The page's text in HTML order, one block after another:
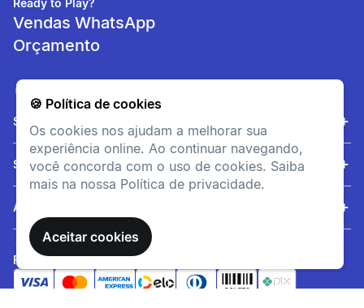
🍪 Política de cookies
Os cookies nos ajudam a melhorar sua
experiência online. Ao continuar navegando,
você concorda com o uso de cookies. Saiba
mais na nossa Política de privacidade.
Aceitar cookies
Ready to Play?
Vendas WhatsApp
Orçamento
Sobre nós
Serviços
Ajuda
FORMAS DE PAGAMENTO